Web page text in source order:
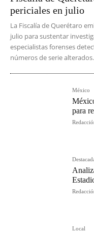
periciales en julio
La Fiscalía de Querétaro
julio para sustentar
especialistas forenses
números de serie alterados.
México
para
Local